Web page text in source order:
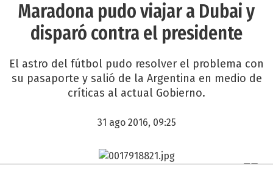
Maradona pudo viajar a Dubai y
disparó contra el presidente
El astro del fútbol pudo resolver el problema con
su pasaporte y salió de la Argentina en medio de
críticas al actual Gobierno.
31 ago 2016, 09:25